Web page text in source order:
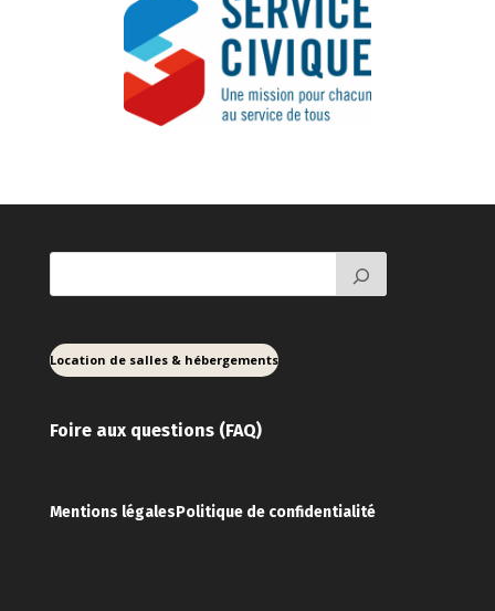
Location de salles & hébergements
Foire aux questions (FAQ)
Mentions légalesPolitique de confidentialité